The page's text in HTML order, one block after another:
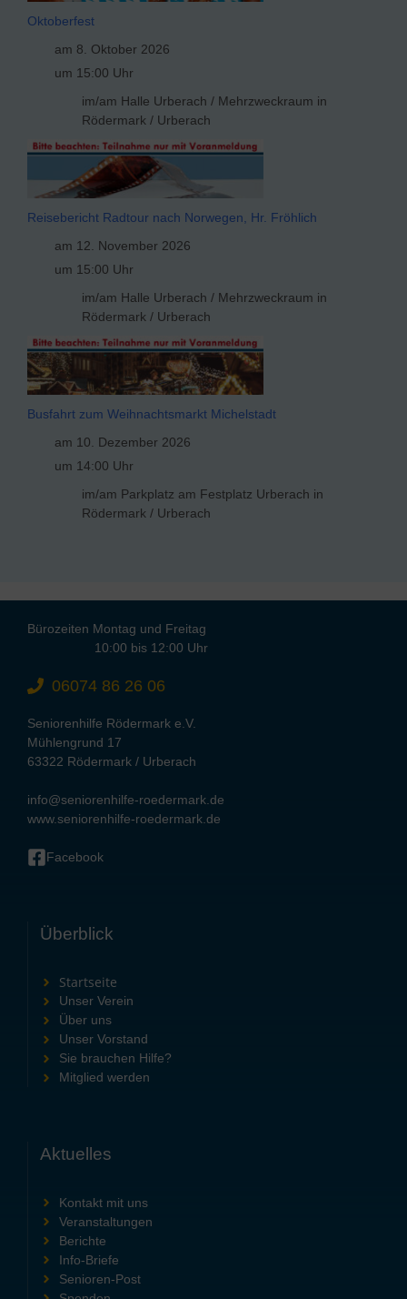
Oktoberfest
am 8. Oktober 2026
um 15:00 Uhr
im/am Halle Urberach / Mehrzweckraum in
Rödermark / Urberach
Reisebericht Radtour nach Norwegen, Hr. Fröhlich
am 12. November 2026
um 15:00 Uhr
im/am Halle Urberach / Mehrzweckraum in
Rödermark / Urberach
Busfahrt zum Weihnachtsmarkt Michelstadt
am 10. Dezember 2026
um 14:00 Uhr
im/am Parkplatz am Festplatz Urberach in
Rödermark / Urberach
Bürozeiten Montag und Freitag
10:00 bis 12:00 Uhr
06074 86 26 06
Seniorenhilfe Rödermark e.V.
Mühlengrund 17
63322 Rödermark / Urberach
info@seniorenhilfe-roedermark.de
www.seniorenhilfe-roedermark.de
Facebook
Überblick
Startseite
Unser Verein
Über uns
Unser Vorstand
Sie brauchen Hilfe?
Mitglied werden
Aktuelles
Kontakt mit uns
Veranstaltungen
Berichte
Info-Briefe
Senioren-Post